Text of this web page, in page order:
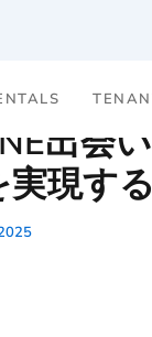
出会
現す